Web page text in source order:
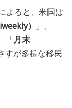
よると、米国は
）
」、
「月末
すが多様な移民